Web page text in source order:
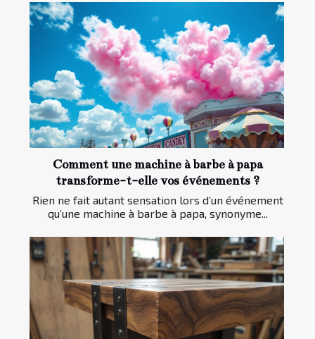
Comment une machine à barbe à papa
transforme-t-elle vos événements ?
Rien ne fait autant sensation lors d’un événement
qu’une machine à barbe à papa, synonyme...